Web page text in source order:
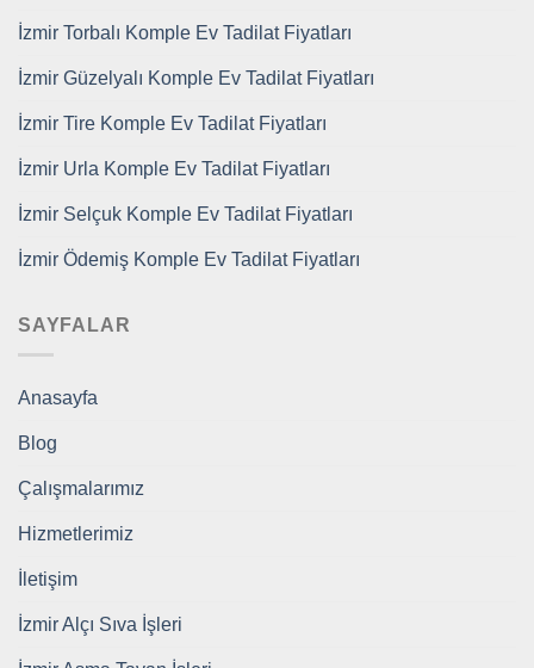
İzmir Torbalı Komple Ev Tadilat Fiyatları
İzmir Güzelyalı Komple Ev Tadilat Fiyatları
İzmir Tire Komple Ev Tadilat Fiyatları
İzmir Urla Komple Ev Tadilat Fiyatları
İzmir Selçuk Komple Ev Tadilat Fiyatları
İzmir Ödemiş Komple Ev Tadilat Fiyatları
SAYFALAR
Anasayfa
Blog
Çalışmalarımız
Hizmetlerimiz
İletişim
İzmir Alçı Sıva İşleri